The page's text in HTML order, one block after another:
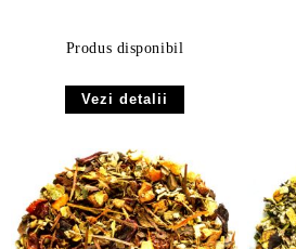
Produs disponibil
Vezi detalii